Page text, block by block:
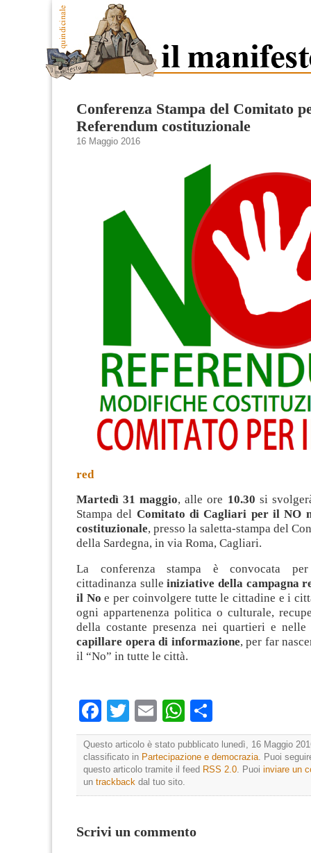
Conferenza Stampa del Comitato
Referendum costituzionale
16 Maggio 2016
red
Martedì 31 maggio, alle ore 10.30 si
Stampa del Comitato di Cagliari per il NO
costituzionale, presso la saletta-stampa del
della Sardegna, in via Roma, Cagliari.
La conferenza stampa è convocata
cittadinanza sulle iniziative della campagna
il No e per coinvolgere tutte le cittadine e i
ogni appartenenza politica o culturale,
della costante presenza nei quartieri e nelle
capillare opera di informazione, per far
il “No” in tutte le città.
Facebook
TwitterEmailWhatsApp
Questo articolo è stato pubblicato lunedì, 16 Maggio
classificato in Partecipazione e democrazia. Puoi
questo articolo tramite il feed RSS 2.0. Puoi inviare un
un trackback dal tuo sito.
Scrivi un commento